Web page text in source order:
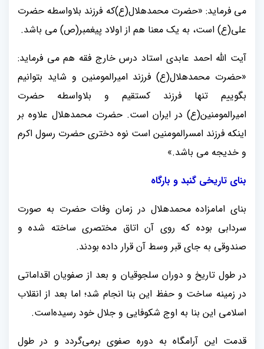
می فرماید: «حضرت محمدهلال(ع)که فرزند بلاواسطه حضرت
علی(ع) است، به یک معنا هم از اولاد پیغمبر(ص) می باشد.
آیت الله احمد عابدی استاد درس خارج فقه هم می فرماید:
«حضرت محمدهلال(ع) فرزند امیرالمومنین و شاید بتوانیم
بگوییم تنها فرزند کستقیم و بلاواسطه حضرت
امیرالمومنین(ع) در ایران است. حضرت محمدهلال علاوه بر
اینکه فرزند امسرالمومنین است نوه دختری حضرت رسول اکرم
و خدیجه می باشد.»
بنای تاریخی گنبد و بارگاه
بنای امامزاده محمدهلال در زمان وفات حضرت به صورت
سردابی بوده که روی آن اتاق مختصری ساخته شده و
صندوقی به جای قبر وسط آن قرار داده بودند.
در طول تاریخ و دوران سلجوقیان و بعد از صفویان اقداماتی
در زمینه ساخت و حفظ این بنا انجام شد؛ اما بعد از انقلاب
اسلامی این بنا به اوج شکوفایی و جلال خود رسیده‌است.
قدمت این آرامگاه به دوره صفوی برمی‌گردد و در طول